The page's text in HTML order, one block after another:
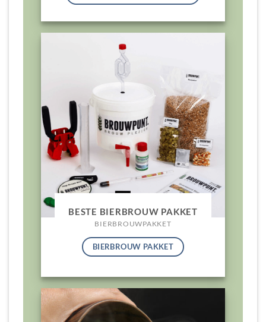
BESTE BIERBROUW PAKKET
BIERBROUWPAKKET
BIERBROUW PAKKET